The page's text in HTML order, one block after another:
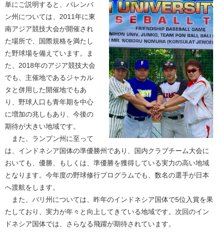
単にご説明すると、パレンバ
ン州については、2011年に東
南アジア競技大会が開催され
た場所で、国際規格を満たし
た野球場を備えています。ま
た、2018年のアジア競技大会
でも、主催地であるジャカル
タと併用した開催地でもあ
り、野球人口も青年期を中心
に増加の兆しもあり、今後の
期待が大きい地域です。
また、ランプン州に至って
は、インドネシア国体の準優勝州であり、国内クラブチーム大会に
おいても、優勝、もしくは、準優勝を獲得している実力の高い地域
となります。今年度の野球修行プログラムでも、数名の選手が日本
へ渡航をします。
また、バリ州については、昨年のインドネシア国体で5位入賞を果
たしており、実力が年々と向上してきている地域です。次回のイン
ドネシア国体では、さらなる飛躍が期待されています。